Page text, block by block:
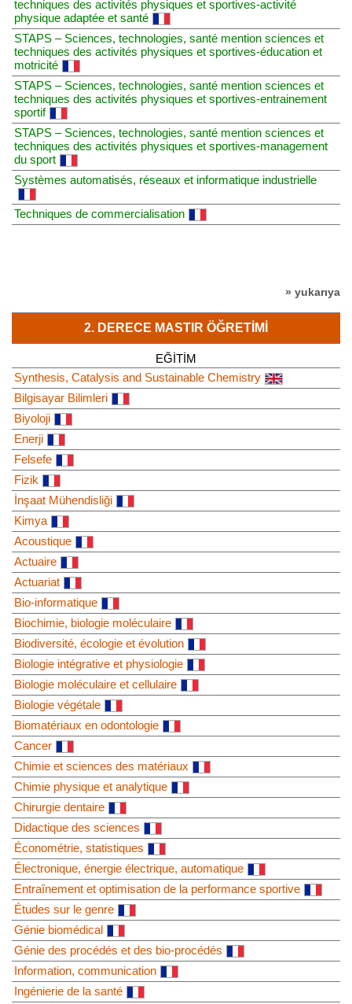
techniques des activités physiques et sportives-activité
physique adaptée et santé
STAPS – Sciences, technologies, santé mention sciences et
techniques des activités physiques et sportives-éducation et
motricité
STAPS – Sciences, technologies, santé mention sciences et
techniques des activités physiques et sportives-entrainement
sportif
STAPS – Sciences, technologies, santé mention sciences et
techniques des activités physiques et sportives-management
du sport
Systèmes automatisés, réseaux et informatique industrielle
Techniques de commercialisation
» yukarıya
2. DERECE MASTIR ÖĞRETIMI
EĞITIM
Synthesis, Catalysis and Sustainable Chemistry
Bilgisayar Bilimleri
Biyoloji
Enerji
Felsefe
Fizik
İnşaat Mühendisliği
Kimya
Acoustique
Actuaire
Actuariat
Bio-informatique
Biochimie, biologie moléculaire
Biodiversité, écologie et évolution
Biologie intégrative et physiologie
Biologie moléculaire et cellulaire
Biologie végétale
Biomatériaux en odontologie
Cancer
Chimie et sciences des matériaux
Chimie physique et analytique
Chirurgie dentaire
Didactique des sciences
Économétrie, statistiques
Électronique, énergie électrique, automatique
Entraînement et optimisation de la performance sportive
Études sur le genre
Génie biomédical
Génie des procédés et des bio-procédés
Information, communication
Ingénierie de la santé